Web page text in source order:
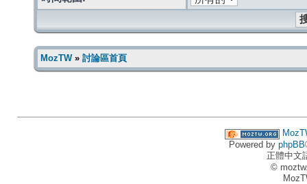
MozTW» 討論區首頁
Powered by phpBB
正體中文
©